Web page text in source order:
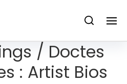
/ Doctes
: Artist Bios